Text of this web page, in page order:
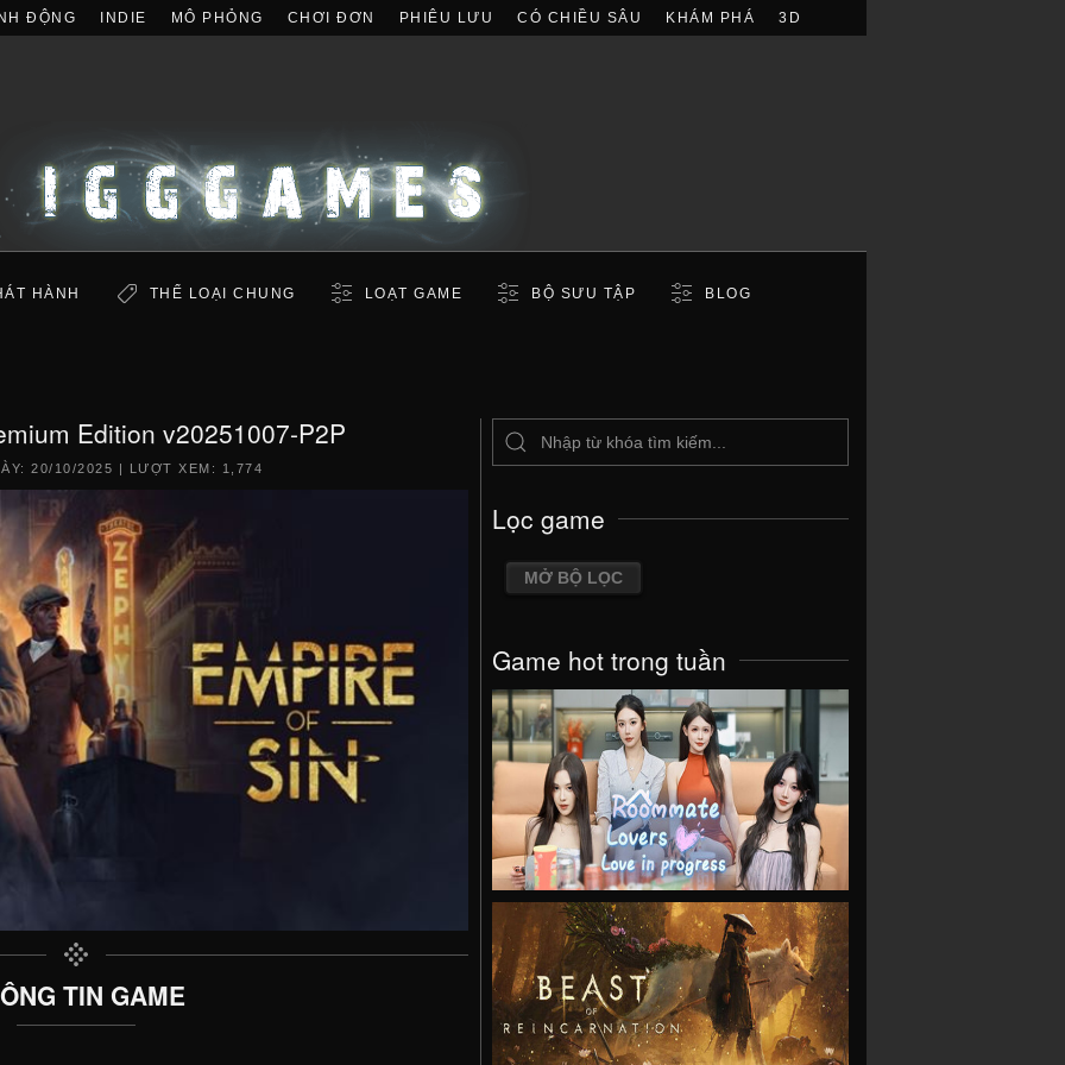
ĐỘNG INDIE MÔ PHỎNG CHƠI ĐƠN PHIÊU LƯU CÓ CHIỀU SÂU KHÁM PHÁ 3D
HÀNH THỂ LOẠI CHUNG LOẠT GAME BỘ SƯU TẬP BLOG
Edition v20251007-P2P
20/10/2025 | LƯỢT XEM: 1,774
TIN GAME
Lọc game
MỞ BỘ LỌC
Game hot trong tuần
VIEW
VIEW